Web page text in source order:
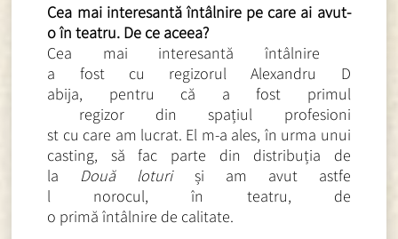
Cea mai interesantă întâlnire pe care ai avut-
o în teatru. De ce aceea?
Cea mai interesantă întâlnire
a fost cu regizorul Alexandru D
abija, pentru că a fost primul
regizor din spațiul profesioni
st cu care am lucrat. El m-a ales, în urma unui
casting, săfac parte din distribuția de
la Două loturi și am avut astfe
l norocul, în teatru, de
o primă întâlnire de calitate.